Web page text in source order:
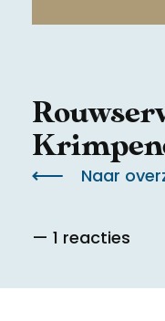
Voorwaarden
Naar
— 1 reacties